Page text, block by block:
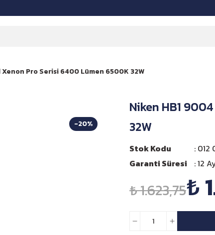
Xenon Pro Serisi 6400 Lümen 6500K 32W
-20%
Niken HB1
32W
Stok Kodu
012
Garanti Süresi
12
₺ 1.623,75₺